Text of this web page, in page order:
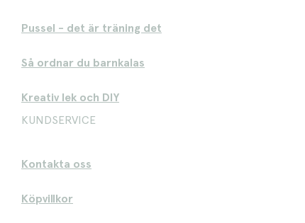
Pussel - det är träning det
Så ordnar du barnkalas
Kreativ lek och DIY
KUNDSERVICE
Kontakta oss
Köpvillkor